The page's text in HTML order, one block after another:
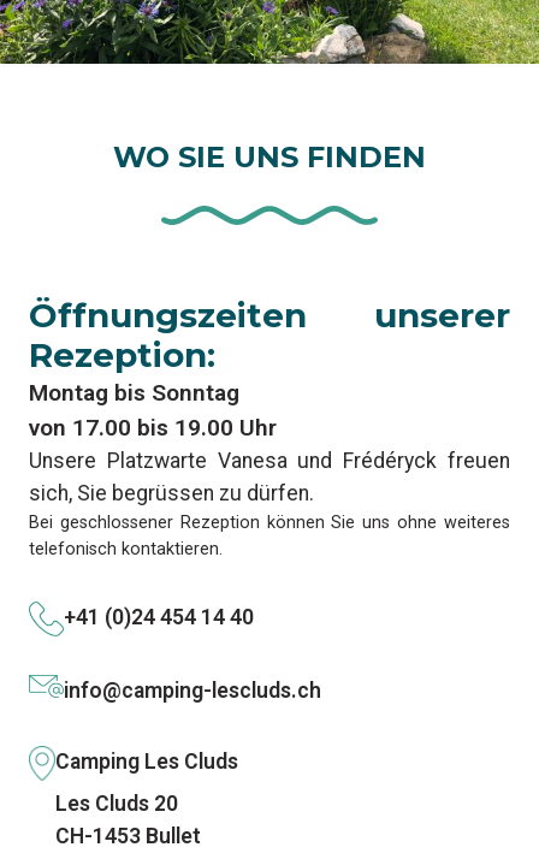
WO SIE UNS FINDEN
Öffnungszeiten unserer
Rezeption:
Montag bis Sonntag
von 17.00 bis 19.00 Uhr
Unsere Platzwarte Vanesa und Frédéryck freuen
sich, Sie begrüssen zu dürfen.
Bei geschlossener Rezeption können Sie uns ohne weiteres
telefonisch kontaktieren.
+41 (0)24 454 14 40
info@camping-lescluds.ch
Camping Les Cluds
Les Cluds 20
CH-1453 Bullet